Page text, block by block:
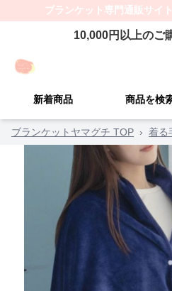
ブランケット 専門通販サイト
10,000円以上のご
新着商品 商品を検
ブランケットヤマグチ TOP › 着る